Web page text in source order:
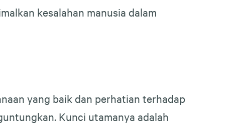
kesalahan manusia dalam
yang baik dan perhatian terhadap
Kunci utamanya adalah